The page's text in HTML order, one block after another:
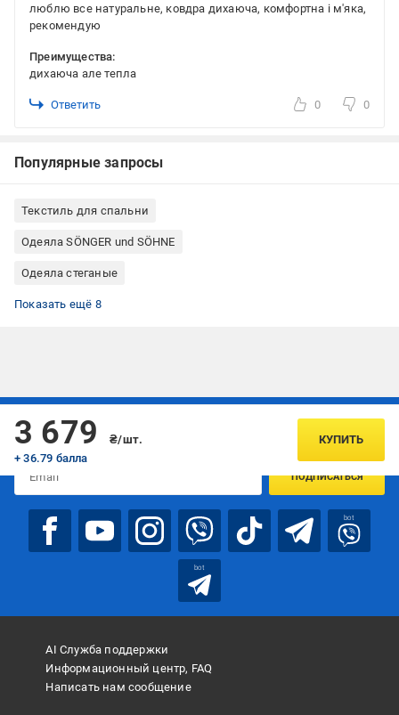
люблю все натуральне, ковдра дихаюча, комфортна і м'яка,
рекомендую
Преимущества:
дихаюча але тепла
Ответить 0 0
Популярные запросы
Текстиль для спальни
Одеяла SÖNGER und SÖHNE
Одеяла стеганые
Одеяла шерстяные
Одеяла 200x220
Одеяла белые
Одеяла всесезонные
Двуспальные одеяла
Синтетические одеяла
Одеяла двуспальные шерстяные
Одеяла двуспальные всесезонные
Показать ещё 8
3 679
₴/шт.
+ 36.79 балла
КУПИТЬ
Подписывайтесь, чтобы узнавать первым об акцияx и
ПОДПИСАТЬСЯ
bot
bot
AI Служба поддержки
Информационный центр, FAQ
Написать нам сообщение